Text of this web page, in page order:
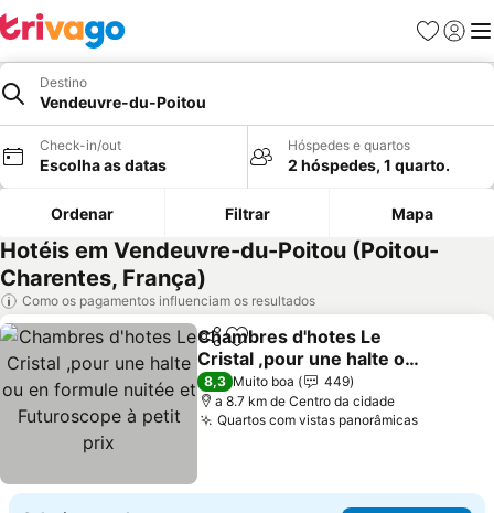
Favoritos
Iniciar
Destino
Vendeuvre-du-Poitou
Check-in/out
Escolha as datas
Hóspedes e quartos
2 hóspedes, 1 quarto.
Ordenar Filtrar Mapa
Hotéis em Vendeuvre-du-Poitou (Poitou-
Charentes, França)
Como os pagamentos influenciam os resultados
PartilharAdicionar aos favoritos
Chambres d'hotes Le
Cristal ,pour une halte ou
en formule nuitée et
Futuroscope à petit prix
Ver preços
8,3 Muito boa
449
a 8.7 km de Centro da cidade
Quartos com vistas panorâmicasVer